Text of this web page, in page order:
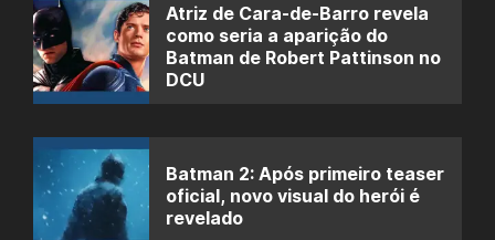
Atriz de Cara-de-Barro revela
como seria a aparição do
Batman de Robert Pattinson no
DCU
Batman 2: Após primeiro teaser
oficial, novo visual do herói é
revelado